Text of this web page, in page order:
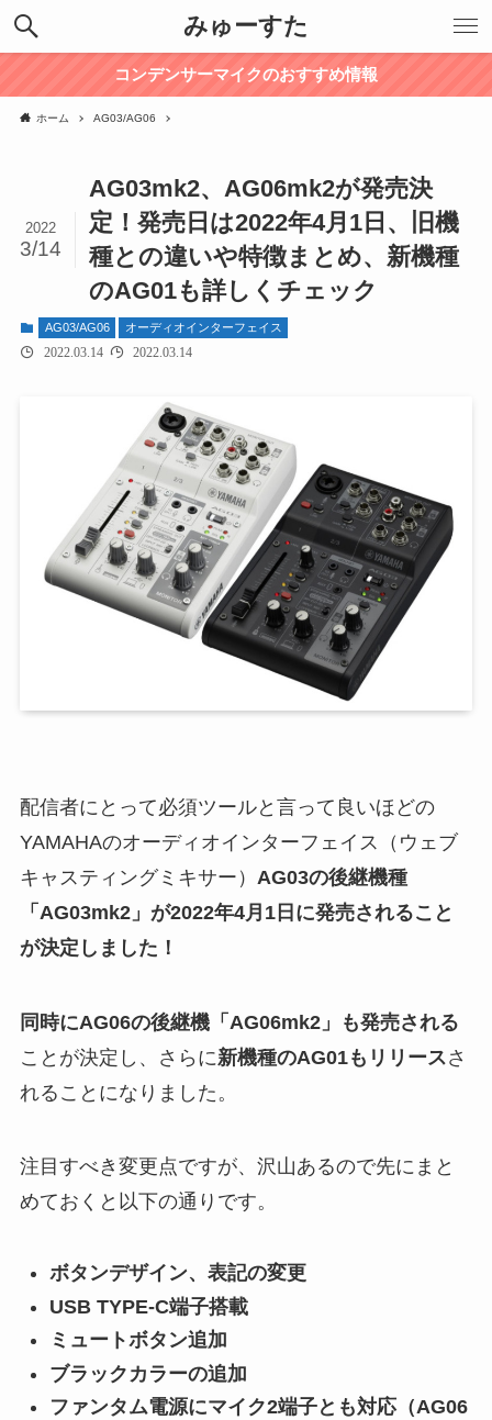
みゅーすた
コンデンサーマイクのおすすめ情報
ホーム AG03/AG06
AG03mk2、AG06mk2が発売決
定！発売日は2022年4月1日、旧機
種との違いや特徴まとめ、新機種
のAG01も詳しくチェック
2022
3/14
AG03/AG06
オーディオインターフェイス
2022.03.14
2022.03.14
配信者にとって必須ツールと言って良いほどの
YAMAHAのオーディオインターフェイス（ウェブ
キャスティングミキサー） AG03の後継機種
「AG03mk2」が2022年4月1日に発売されること
が決定しました！
同時にAG06の後継機「AG06mk2」も発売される
ことが決定し、さらに新機種のAG01もリリースさ
れることになりました。
注目すべき変更点ですが、沢山あるので先にまと
めておくと以下の通りです。
ボタンデザイン、表記の変更
USB TYPE-C端子搭載
ミュートボタン追加
ブラックカラーの追加
ファンタム電源にマイク2端子とも対応（AG06